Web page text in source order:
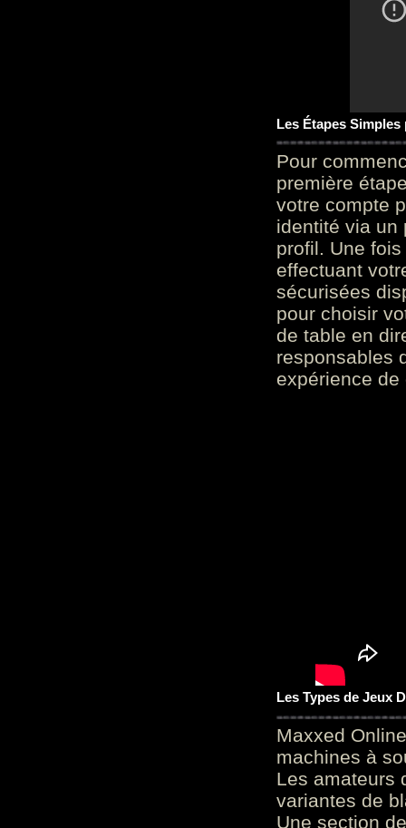
Les Étapes
Pour
première
votre compte
identité via un
profil. Une
effectuant
sécurisées
pour choisir
de table en
responsables
expérience
Les Types de Jeux
Maxxed
machines à
Les amateurs
variantes de
Une section